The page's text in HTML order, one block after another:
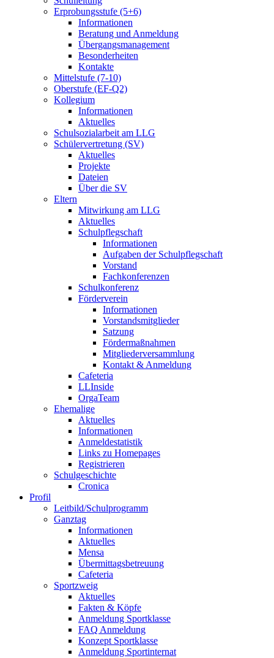
Erprobungsstufe (5+6)
Informationen
Beratung und Anmeldung
Übergangsmanagement
Besonderheiten
Kontakte
Mittelstufe (7-10)
Oberstufe (EF-Q2)
Kollegium
Informationen
Aktuelles
Schulsozialarbeit am LLG
Schülervertretung (SV)
Aktuelles
Projekte
Dateien
Über die SV
Eltern
Mitwirkung am LLG
Aktuelles
Schulpflegschaft
Informationen
Aufgaben der Schulpflegschaft
Vorstand
Fachkonferenzen
Schulkonferenz
Förderverein
Informationen
Vorstandsmitglieder
Satzung
Fördermaßnahmen
Mitgliederversammlung
Kontakt & Anmeldung
Cafeteria
LLInside
OrgaTeam
Ehemalige
Aktuelles
Informationen
Anmeldestatistik
Links zu Homepages
Registrieren
Schulgeschichte
Cronica
Profil
Leitbild/Schulprogramm
Ganztag
Informationen
Aktuelles
Mensa
Übermittagsbetreuung
Cafeteria
Sportzweig
Aktuelles
Fakten & Köpfe
Anmeldung Sportklasse
FAQ Anmeldung
Konzept Sportklasse
Anmeldung Sportinternat